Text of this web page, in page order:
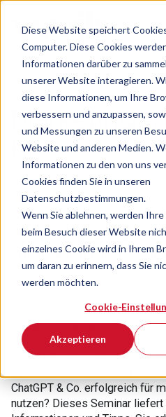
Diese Website speichert
Computer. Diese Cookies
Informationen darüber zu
unserer Website interagieren.
diese Informationen, um Ihre
verbessern und anzupassen,
und Messungen zu unseren
Website und anderen Medien.
Informationen zu den von uns
Cookies finden Sie in unseren
Datenschutzbestimmungen.
Wenn Sie ablehnen, werden
beim Besuch dieser Website
einzelnes Cookie wird in Ihrem
um daran zu erinnern, dass Sie
werden möchten.
Cookie-
Akzeptieren
Suche
Es gibt keine Vorschläge,
KI
Seminar Freie Plätze verfügbar
„Prompt Engineering“ –
erfolgreichen Einsatz von
ChatGPT sorgt für Furore in
ist nicht nur ein Hype,
und effektives Tool für viele
so stellt sich die Frage: Wie
ChatGPT & Co. erfolgreich für
nutzen? Dieses Seminar